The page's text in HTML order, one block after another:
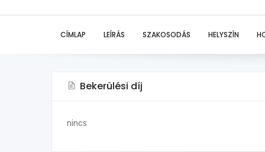
CÍMLAP LEÍRÁS SZAKOSODÁS HELYSZÍN
Bekerülési díj
nincs